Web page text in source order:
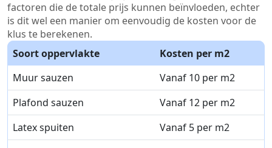
factoren die de totale prijs kunnen beïnvloeden, echter
is dit wel een manier om eenvoudig de kosten voor de
klus te berekenen.
Soort oppervlakte
Kosten per m2
Muur sauzen
Vanaf 10 per m2
Plafond sauzen
Vanaf 12 per m2
Latex spuiten
Vanaf 5 per m2